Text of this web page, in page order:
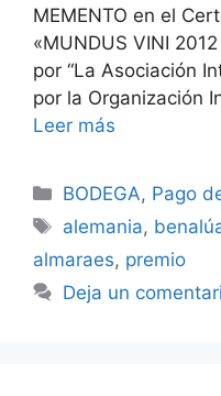
MEMENTO en el
«MUNDUS VINI
por “La Asociación
por la Organización
Leer más
Categorías
BODEGA, Pago
Etiquetas
alemania,
almaraes, premio
Deja un